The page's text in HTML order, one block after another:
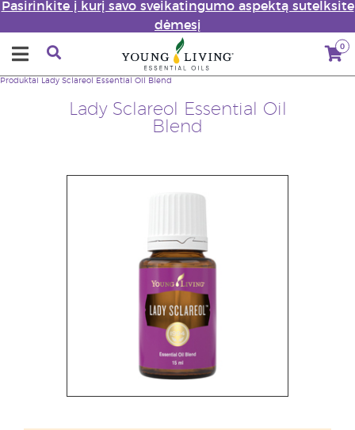
Pasirinkite į kurį savo sveikatingumo aspektą sutelksite
dėmesį
0
Lady Sclareol Essential Oil
Blend
Produktai Lady Sclareol Essential Oil Blend